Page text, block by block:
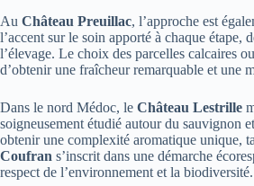
Au Château Preuillac, l’approche est
l’accent sur le soin apporté à chaque étape,
l’élevage. Le choix des parcelles calcaires
d’obtenir une fraîcheur remarquable et une
Dans le nord Médoc, le Château Lestrille
soigneusement étudié autour du sauvignon
obtenir une complexité aromatique unique,
Coufran s’inscrit dans une démarche
respect de l’environnement et la biodiversité.